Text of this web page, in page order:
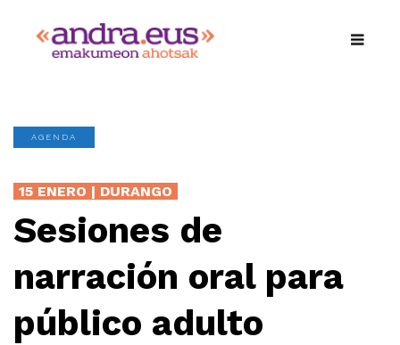
AGENDA
15 ENERO | DURANGO
Sesiones de
narración oral para
público adulto